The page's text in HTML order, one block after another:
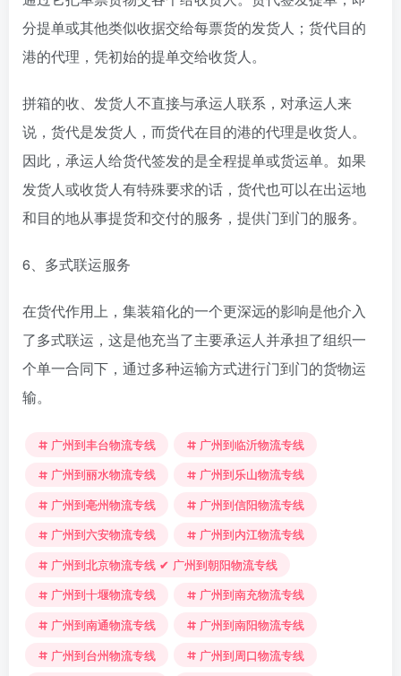
分提单或其他类似收据交给每票货的发货人；货代目的
港的代理，凭初始的提单交给收货人。
拼箱的收、发货人不直接与承运人联系，对承运人来
说，货代是发货人，而货代在目的港的代理是收货人。
因此，承运人给货代签发的是全程提单或货运单。如果
发货人或收货人有特殊要求的话，货代也可以在出运地
和目的地从事提货和交付的服务，提供门到门的服务。
6、多式联运服务
在货代作用上，集装箱化的一个更深远的影响是他介入
了多式联运，这是他充当了主要承运人并承担了组织一
个单一合同下，通过多种运输方式进行门到门的货物运
输。
广州到丰台物流专线
广州到临沂物流专线
广州到丽水物流专线
广州到乐山物流专线
广州到亳州物流专线
广州到信阳物流专线
广州到六安物流专线
广州到内江物流专线
广州到北京物流专线 ✔ 广州到朝阳物流专线
广州到十堰物流专线
广州到南充物流专线
广州到南通物流专线
广州到南阳物流专线
广州到台州物流专线
广州到周口物流专线